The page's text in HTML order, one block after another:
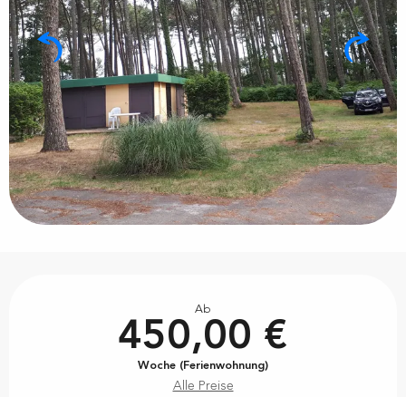
Ab
450,00 €
Woche (Ferienwohnung)
Alle Preise